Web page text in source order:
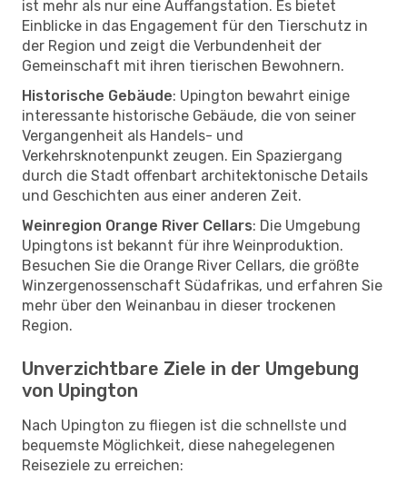
ist mehr als nur eine Auffangstation. Es bietet
Einblicke in das Engagement für den Tierschutz in
der Region und zeigt die Verbundenheit der
Gemeinschaft mit ihren tierischen Bewohnern.
Historische Gebäude: Upington bewahrt einige
interessante historische Gebäude, die von seiner
Vergangenheit als Handels- und
Verkehrsknotenpunkt zeugen. Ein Spaziergang
durch die Stadt offenbart architektonische Details
und Geschichten aus einer anderen Zeit.
Weinregion Orange River Cellars: Die Umgebung
Upingtons ist bekannt für ihre Weinproduktion.
Besuchen Sie die Orange River Cellars, die größte
Winzergenossenschaft Südafrikas, und erfahren Sie
mehr über den Weinanbau in dieser trockenen
Region.
Unverzichtbare Ziele in der Umgebung
von Upington
Nach Upington zu fliegen ist die schnellste und
bequemste Möglichkeit, diese nahegelegenen
Reiseziele zu erreichen: